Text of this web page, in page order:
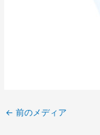
← 前のメディア